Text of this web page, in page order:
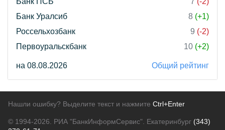
Банк Уралсиб
8 (+1)
Россельхозбанк
9 (-2)
Первоуральскбанк
10 (+2)
на 08.08.2026 Общий рейтинг
Нашли ошибку? Выделите текст и нажмите Ctrl+Enter
© 1994-2026. РИА "БанкИнформСервис". Екатеринбург (343)